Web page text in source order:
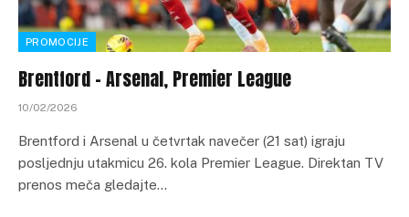
PROMOCIJE
Brentford – Arsenal, Premier League
10/02/2026
Brentford i Arsenal u četvrtak navečer (21 sat) igraju
posljednju utakmicu 26. kola Premier League. Direktan TV
prenos meča gledajte…